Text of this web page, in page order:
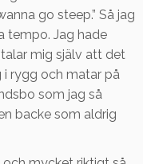
go steep.” Så jag
tempo. Jag hade
mig själv att det
i rygg och matar på
som jag så
backe som aldrig